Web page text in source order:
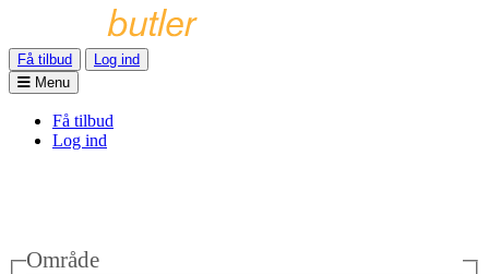
Få tilbud
Log ind
Menu
Få tilbud
Log ind
Område